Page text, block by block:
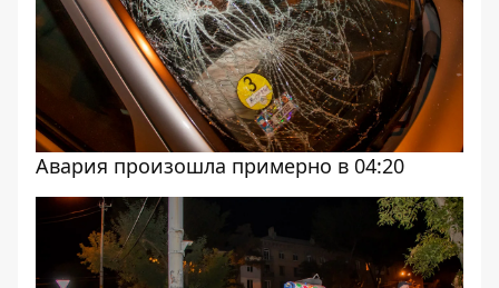
Авария произошла примерно в 04:20